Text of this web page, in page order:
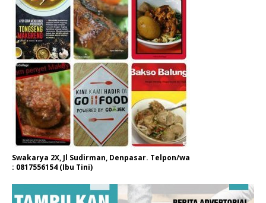
Swakarya 2X, Jl Sudirman, Denpasar. Telpon/wa
: 0817556154 (Ibu Tini)